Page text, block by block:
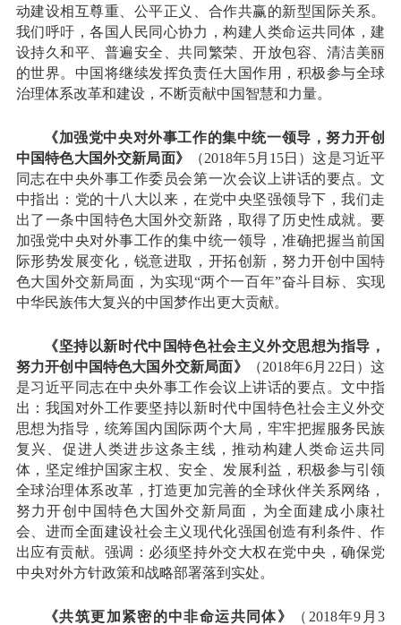
动建设相互尊重、公平正义、合作共赢的新型国际关系。
我们呼吁，各国人民同心协力，构建人类命运共同体，建
设持久和平、普遍安全、共同繁荣、开放包容、清洁美丽
的世界。中国将继续发挥负责任大国作用，积极参与全球
治理体系改革和建设，不断贡献中国智慧和力量。
《加强党中央对外事工作的集中统一领导，努力开创
中国特色大国外交新局面》
（2018年5月15日）这是习近平
同志在中央外事工作委员会第一次会议上讲话的要点。文
中指出：党的十八大以来，在党中央坚强领导下，我们走
出了一条中国特色大国外交新路，取得了历史性成就。要
加强党中央对外事工作的集中统一领导，准确把握当前国
际形势发展变化，锐意进取，开拓创新，努力开创中国特
色大国外交新局面，为实现“两个一百年”奋斗目标、实现
中华民族伟大复兴的中国梦作出更大贡献。
《坚持以新时代中国特色社会主义外交思想为指导，
努力开创中国特色大国外交新局面》
（2018年6月22日）这
是习近平同志在中央外事工作会议上讲话的要点。文中指
出：我国对外工作要坚持以新时代中国特色社会主义外交
思想为指导，统筹国内国际两个大局，牢牢把握服务民族
复兴、促进人类进步这条主线，推动构建人类命运共同
体，坚定维护国家主权、安全、发展利益，积极参与引领
全球治理体系改革，打造更加完善的全球伙伴关系网络，
努力开创中国特色大国外交新局面，为全面建成小康社
会、进而全面建设社会主义现代化强国创造有利条件、作
出应有贡献。强调：必须坚持外交大权在党中央，确保党
中央对外方针政策和战略部署落到实处。
《共筑更加紧密的中非命运共同体》
（2018年9月3